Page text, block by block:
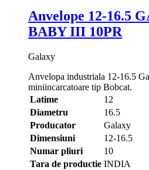
Anvelope 12-16.5
BABY III 10PR
Galaxy
Anvelopa industriala 12-16.5
miniincarcatoare tip Bobcat.
Latime
12
Diametru
16.5
Producator
Galaxy
Dimensiuni
12-16.5
Numar pliuri
10
Tara de productie INDIA